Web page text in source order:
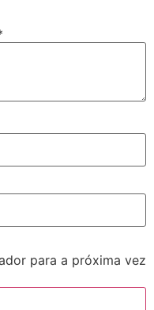
para a próxima vez